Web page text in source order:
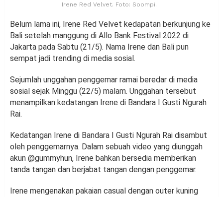
Irene Red Velvet. Foto: Soompi.
Belum lama ini, Irene Red Velvet kedapatan berkunjung ke
Bali setelah manggung di Allo Bank Festival 2022 di
Jakarta pada Sabtu (21/5). Nama Irene dan Bali pun
sempat jadi trending di media sosial.
Sejumlah unggahan penggemar ramai beredar di media
sosial sejak Minggu (22/5) malam. Unggahan tersebut
menampilkan kedatangan Irene di Bandara I Gusti Ngurah
Rai.
Kedatangan Irene di Bandara I Gusti Ngurah Rai disambut
oleh penggemarnya. Dalam sebuah video yang diunggah
akun @gummyhun, Irene bahkan bersedia memberikan
tanda tangan dan berjabat tangan dengan penggemar.
Irene mengenakan pakaian casual dengan outer kuning